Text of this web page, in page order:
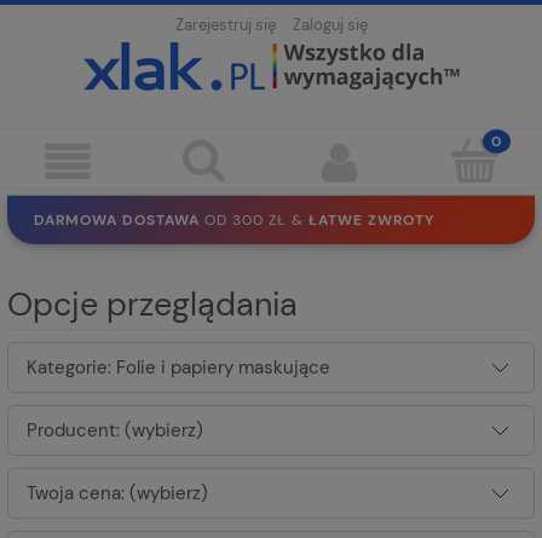
Zarejestruj się Zaloguj się
DARMOWA DOSTAWA OD 300 ZŁ & ŁATWE ZWROTY
SOLIDNEEKO PAKOWANIE
Opcje przeglądania
Kategorie: Folie i papiery maskujące
Producent: (wybierz)
Twoja cena: (wybierz)